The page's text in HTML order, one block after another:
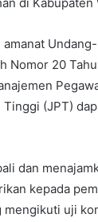
Nomor 20
(JPT)
dan
kepada
uji